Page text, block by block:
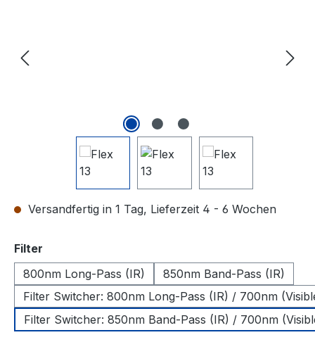
Versandfertig in 1 Tag, Lieferzeit 4 - 6 Wochen
Filter
800nm Long-Pass (IR)
850nm Band-Pass (IR)
Filter Switcher: 800nm Long-Pass (IR) / 700nm
Filter Switcher: 850nm Band-Pass (IR) / 700nm